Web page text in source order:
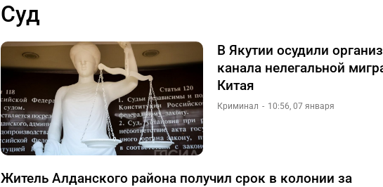
суд
В Якутии осудили
канала нелегальной
Китая
Криминал 10:56, 07 января
Житель Алданского района получил срок в колонии за